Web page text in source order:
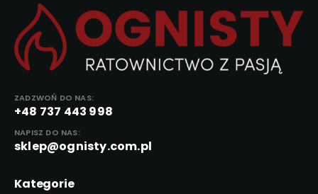
ZADZWOŃ DO NAS:
+48 737 443 998
NAPISZ DO NAS:
sklep@ognisty.com.pl
Kategorie